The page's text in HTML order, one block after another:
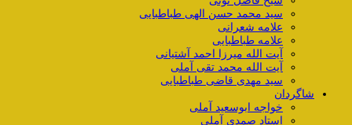
سید محمد حسن الهی طباطبایی
علامه شعرانی
علامه طباطبایی
آیت الله میرزا احمد آشتیانی
آیت الله محمد تقی آملی
سید مهدی قاضی طباطبایی
شاگردان
خواجه ابوسعید آملی
استاد صمدی آملی